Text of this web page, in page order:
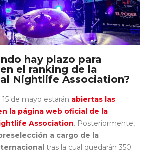
hay plazo para
el ranking de la
Nightlife Association?
de mayo estarán abiertas las
la página web oficial de la
Association. Posteriormente,
a cargo de la
tras la cual quedarán 350